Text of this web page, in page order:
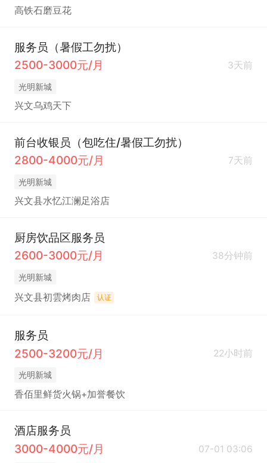
高铁石磨豆花
服务员（暑假工勿扰）
2500-3000元/月
3天前
光明新城
兴文乌鸡天下
前台收银员（包吃住/暑假工勿扰）
2800-4000元/月
7天前
光明新城
兴文县水忆江澜足浴店
厨房饮品区服务员
2600-3000元/月
38分钟前
光明新城
兴文县初雲烤肉店 认证
服务员
2500-3200元/月
22小时前
光明新城
香佰里鲜货火锅+加誉餐饮
酒店服务员
3000-4000元/月
07-01 03:06